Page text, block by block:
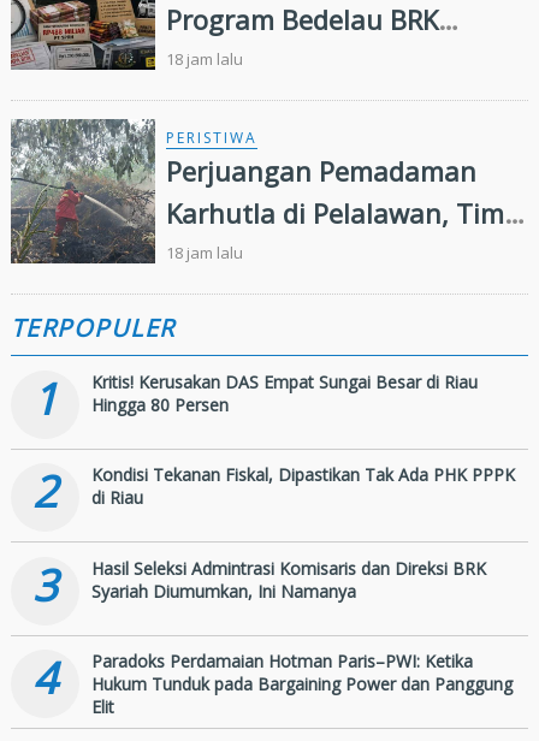
Program Bedelau BRK
Syariah, LSM Minta Kejati
Riau Periksa Direksi
18 jam lalu
PERISTIWA
Perjuangan Pemadaman
Karhutla di Pelalawan, Tim
Manggala Agni Jalan Kaki
Hingga Dua Kilometer
18 jam lalu
TERPOPULER
1
Kritis! Kerusakan DAS Empat Sungai Besar di Riau
Hingga 80 Persen
2
Kondisi Tekanan Fiskal, Dipastikan Tak Ada PHK PPPK
di Riau
3
Hasil Seleksi Admintrasi Komisaris dan Direksi BRK
Syariah Diumumkan, Ini Namanya
4
Paradoks Perdamaian Hotman Paris–PWI: Ketika
Hukum Tunduk pada Bargaining Power dan Panggung
Elit